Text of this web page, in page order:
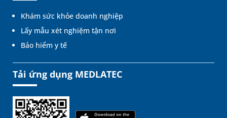
Khám sức khỏe doanh nghiệp
Lấy mẫu xét nghiệm tận nơi
Bảo hiểm y tế
Tải ứng dụng MEDLATEC